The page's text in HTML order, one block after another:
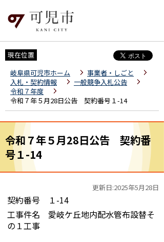
現在位置
岐阜県可児市ホーム
事業者・しごと
入札・契約情報
一般競争入札公告
令和７年度
令和７年５月28日公告 契約番号１-14
令和７年５月28日公告 契約番
号１-14
更新日:2025年5月28日
契約番号 １-14
工事件名 愛岐ケ丘地内配水管布設替そ
の１工事